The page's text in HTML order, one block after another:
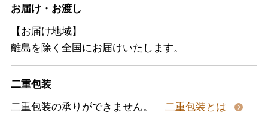
お届け・お渡し
【お届け地域】
離島を除く全国にお届けいたします。
二重包装
二重包装の承りができません。
二重包装とは